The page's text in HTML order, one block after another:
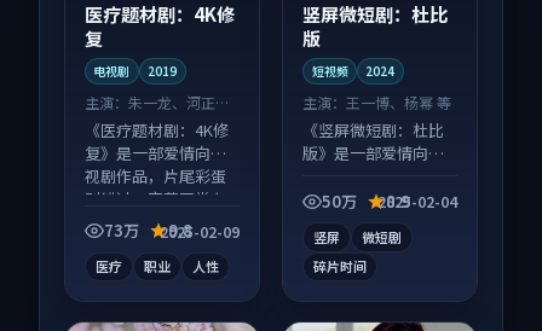
医疗题材剧：4K修
复
电视剧 2019
主演： 朱一龙、河正宇
等
《医疗题材剧：4K修
复》是一部爱情向电
视剧作品，片尾彩蛋
别错过，字幕区常有
惊喜。
73万 9.8
2025-02-09
医疗 职业 人性
竖屏微短剧：杜比
版
短视频 2024
主演： 王一博、杨幂 等
《竖屏微短剧：杜比
版》是一部爱情向短
齐全，观感爽快不拖
50万 8.9
2025-02-04
竖屏
微短剧
碎片时间